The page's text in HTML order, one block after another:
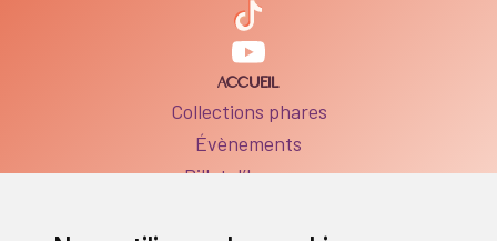
ACCUEIL
Collections phares
Évènements
Billet d’humeur